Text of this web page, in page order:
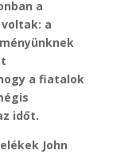
a
a
a fiatalok
időt.
John